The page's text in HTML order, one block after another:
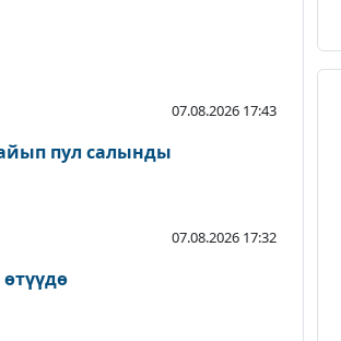
07.08.2026 17:43
пул салынды
07.08.2026 17:32